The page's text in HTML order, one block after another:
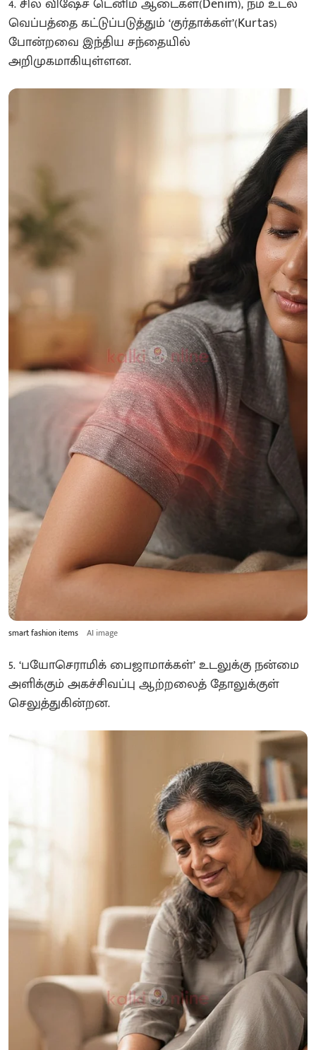
4. சில விஷேச டெனிம் ஆடைகள்(Denim), நம் உடல்
வெப்பத்தை கட்டுப்படுத்தும் ‘குர்தாக்கள்’(Kurtas)
போன்றவை இந்திய சந்தையில்
அறிமுகமாகியுள்ளன.
smart fashion items AI image
5. ‘பயோசெராமிக் பைஜாமாக்கள்’ உடலுக்கு நன்மை
அளிக்கும் அகச்சிவப்பு ஆற்றலைத் தோலுக்குள்
செலுத்துகின்றன.